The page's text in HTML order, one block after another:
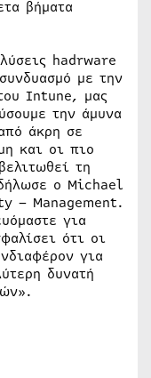
βήματα
hadrware
με την
Intune, μας
την άμυνα
άκρη σε
και οι πιο
τη
ο Michael
– Management.
για
ότι οι
για
δυνατή